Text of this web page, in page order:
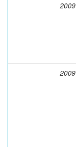
2009
2009